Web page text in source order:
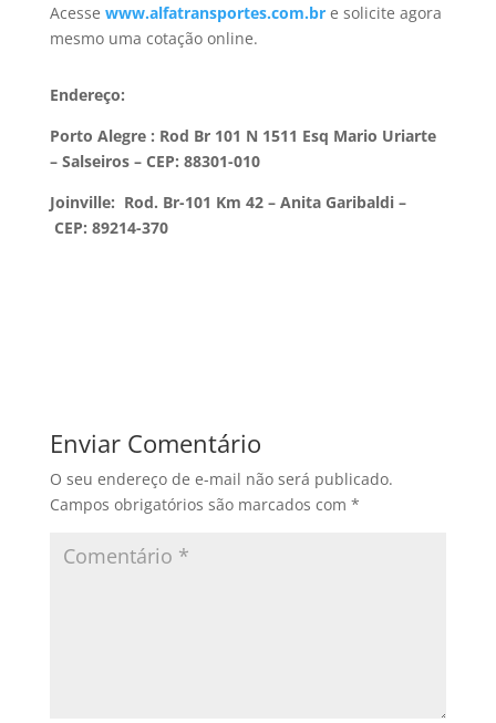
Acesse www.alfatransportes.com.bre solicite agora
mesmo uma cotação online.
Endereço:
Porto Alegre : Rod Br 101 N 1511 Esq Mario Uriarte
– Salseiros – CEP: 88301-010
Joinville: Rod. Br-101 Km 42 – Anita Garibaldi –
CEP: 89214-370
Enviar Comentário
O seu endereço de e-mail não será publicado.
Campos obrigatórios são marcados com *